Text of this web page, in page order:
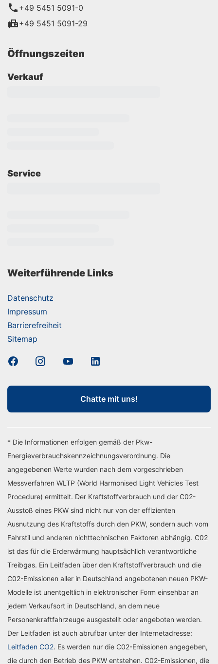
+49 5451 5091-0
+49 5451 5091-29
Öffnungszeiten
Verkauf
Service
Weiterführende Links
Datenschutz
Impressum
Barrierefreiheit
Sitemap
Chatte mit uns!
* Die Informationen erfolgen gemäß der Pkw-
Energieverbrauchskennzeichnungsverordnung. Die
angegebenen Werte wurden nach dem vorgeschrieben
Messverfahren WLTP (World Harmonised Light Vehicles Test
Procedure) ermittelt. Der Kraftstoffverbrauch und der C02-
Ausstoß eines PKW sind nicht nur von der effizienten
Ausnutzung des Kraftstoffs durch den PKW, sondern auch vom
Fahrstil und anderen nichttechnischen Faktoren abhängig. C02
ist das für die Erderwärmung hauptsächlich verantwortliche
Treibgas. Ein Leitfaden über den Kraftstoffverbrauch und die
C02-Emissionen aller in Deutschland angebotenen neuen PKW-
Modelle ist unentgeltlich in elektronischer Form einsehbar an
jedem Verkaufsort in Deutschland, an dem neue
Personenkraftfahrzeuge ausgestellt oder angeboten werden.
Der Leitfaden ist auch abrufbar unter der Internetadresse:
Leitfaden CO2. Es werden nur die C02-Emissionen angegeben,
die durch den Betrieb des PKW entstehen. C02-Emissionen, die